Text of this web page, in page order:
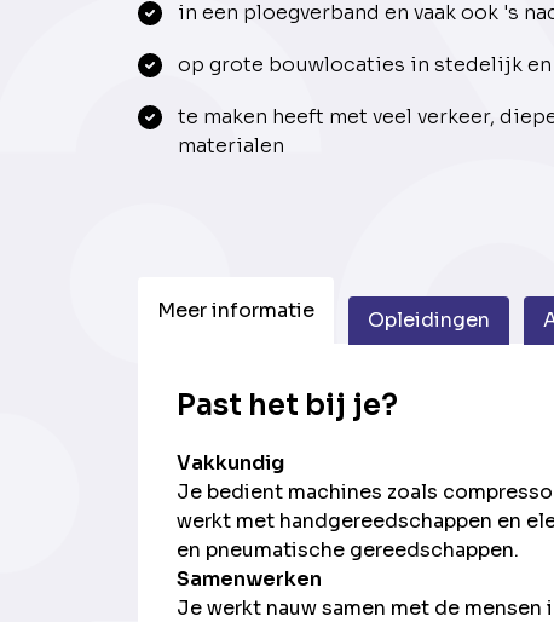
in een ploegverband en vaak ook 's
op grote bouwlocaties in stedelijk
te maken heeft met veel verkeer,
materialen
Meer informatie Opleidingen
Past het bij je?
Vakkundig
Je bedient machines zoals
werkt met handgereedschappen en
en pneumatische gereedschappen.
Samenwerken
Je werkt nauw samen met de